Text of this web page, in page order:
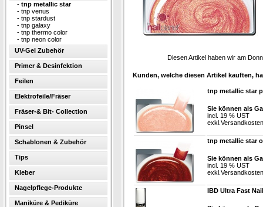
- tnp metallic star
- tnp venus
- tnp stardust
- tnp galaxy
- tnp thermo color
- tnp neon color
UV-Gel Zubehör
Primer & Desinfektion
Feilen
Elektrofeile/Fräser
Fräser-& Bit- Collection
Pinsel
Schablonen & Zubehör
Tips
Kleber
Nagelpflege-Produkte
Maniküre & Pediküre
Diesen Artikel haben wir am
Kunden, welche diesen Artikel kauften,
tnp metallic star
Sie können als
incl. 19 % UST
exkl. Versandkosten
tnp metallic star
Sie können als
incl. 19 % UST
exkl. Versandkosten
IBD Ultra Fast